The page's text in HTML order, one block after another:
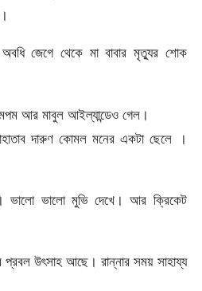
জেগে থেকে মা বাবার মৃত্যুর শোক
আর মাবুল আইল্যান্ডেও গেল।
দারুণ কোমল মনের একটা ছেলে ।
ভালো ভালো মুভি দেখে। আর ক্রিকেট
প্রবল উৎসাহ আছে। রান্নার সময় সাহায্য